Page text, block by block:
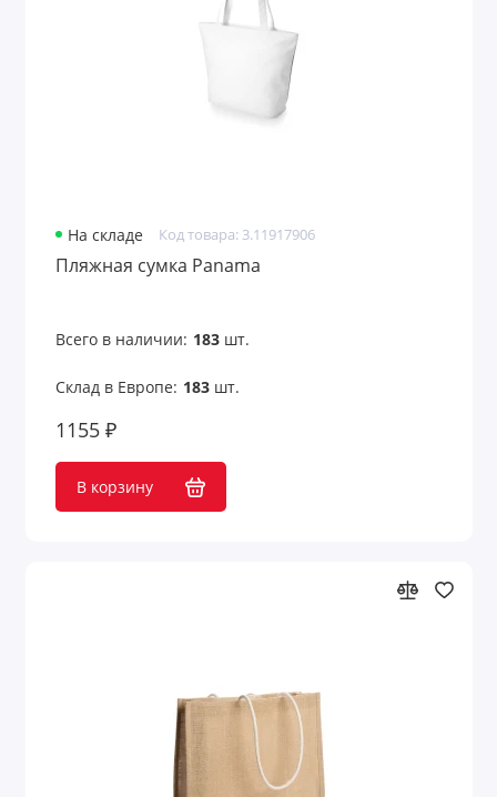
На складе Код товара: 3.11917906
Пляжная сумка Panama
Всего в наличии: 183шт.
Склад в Европе: 183шт.
1155 ₽
В корзину